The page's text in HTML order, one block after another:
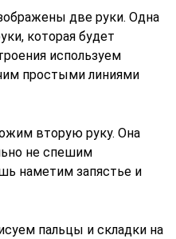
две руки. Одна
которая будет
используем
простыми линиями
вторую руку. Она
не спешим
наметим запястье и
пальцы и складки на